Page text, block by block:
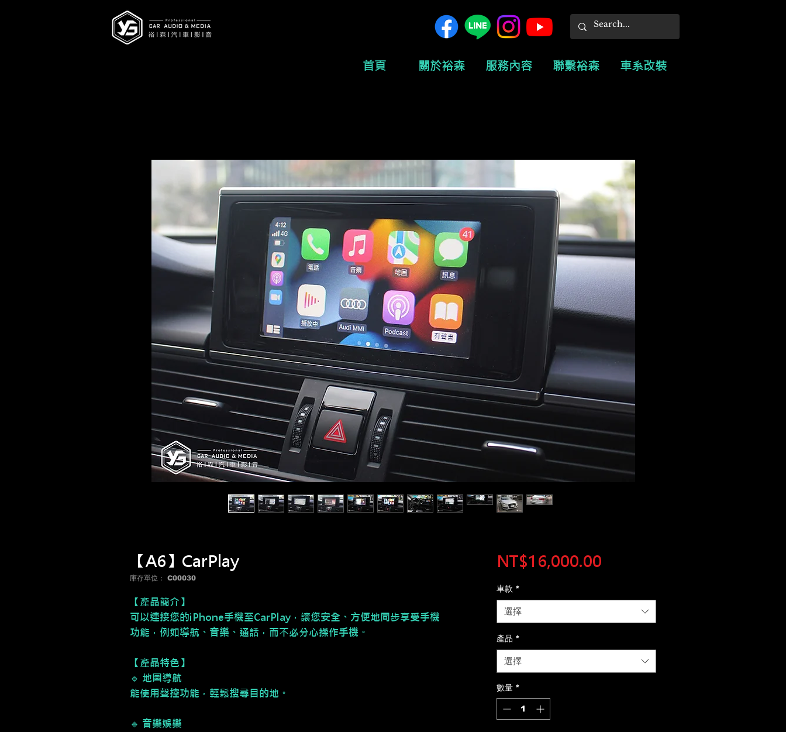
首頁 關於裕森 服務內容 聯繫裕森 車系改裝
【A6】CarPlay
庫存單位： C00030
【產品簡介】
可以連接您的iPhone手機至CarPlay，讓您安全、方便地同步享受手機
功能，例如導航、音樂、通話，而不必分心操作手機。
【產品特色】
🔹 地圖導航
能使用聲控功能，輕鬆搜尋目的地。
🔹 音樂娛樂
NT$16,000.00價
車款 *
選擇
產品 *
選擇
數量 *